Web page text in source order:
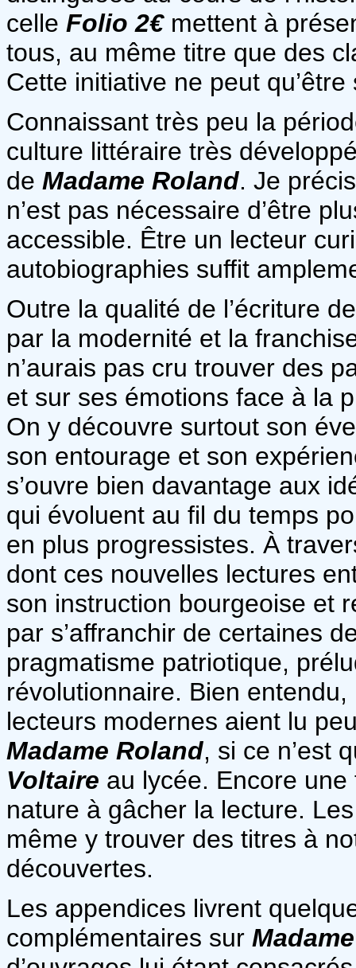
celle Folio 2€mettent à
tous, au même titre que des
Cette initiative ne peut qu’être
Connaissant très peu la
culture littéraire très
de Madame Roland. Je
n’est pas nécessaire d’être
accessible. Être un lecteur
autobiographies suffit
Outre la qualité de l’écriture
par la modernité et la
n’aurais pas cru trouver des
et sur ses émotions face à la
On y découvre surtout son
son entourage et son
s’ouvre bien davantage aux
qui évoluent au fil du temps
en plus progressistes. À
dont ces nouvelles lectures
son instruction bourgeoise et
par s’affranchir de certaines
pragmatisme patriotique,
révolutionnaire. Bien
lecteurs modernes aient lu
Madame Roland, si ce n’est
Voltaire au lycée. Encore une
nature à gâcher la lecture.
même y trouver des titres à
découvertes.
Les appendices livrent
complémentaires sur